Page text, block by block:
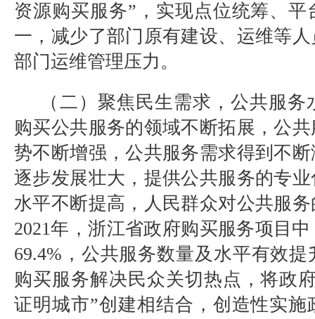
资源购买服务” ，实现点位统筹、
一，减少了部门原有建设、运维等
部门运维管理压力。
（二）聚焦民生需求，公共服
购买公共服务的领域不断拓展，公
势不断增强，公共服务需求得到不
逐步发展壮大，提供公共服务的专
水平不断提高，人民群众对公共服
2021年，浙江省政府购买服务项目
69.4% ，公共服务数量及水平有效
购买服务解决民众关切热点，将政
证明城市”创建相结合，创造性实施